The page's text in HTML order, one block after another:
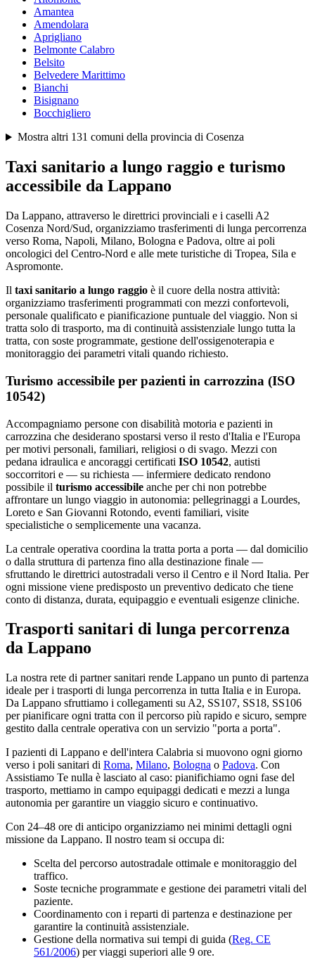
Amantea
Amendolara
Aprigliano
Belmonte Calabro
Belsito
Belvedere Marittimo
Bianchi
Bisignano
Bocchigliero
Mostra altri 131 comuni della provincia di Cosenza
Taxi sanitario a lungo raggio e turismo
accessibile da Lappano
Da Lappano, attraverso le direttrici provinciali e i caselli A2
Cosenza Nord/Sud, organizziamo trasferimenti di lunga percorrenza
verso Roma, Napoli, Milano, Bologna e Padova, oltre ai poli
oncologici del Centro-Nord e alle mete turistiche di Tropea, Sila e
Aspromonte.
Il taxi sanitario a lungo raggio è il cuore della nostra attività:
organizziamo trasferimenti programmati con mezzi confortevoli,
personale qualificato e pianificazione puntuale del viaggio. Non si
tratta solo di trasporto, ma di continuità assistenziale lungo tutta la
tratta, con soste programmate, gestione dell'ossigenoterapia e
monitoraggio dei parametri vitali quando richiesto.
Turismo accessibile per pazienti in carrozzina (ISO
10542)
Accompagniamo persone con disabilità motoria e pazienti in
carrozzina che desiderano spostarsi verso il resto d'Italia e l'Europa
per motivi personali, familiari, religiosi o di svago. Mezzi con
pedana idraulica e ancoraggi certificati ISO 10542, autisti
soccorritori e — su richiesta — infermiere dedicato rendono
possibile il turismo accessibile anche per chi non potrebbe
affrontare un lungo viaggio in autonomia: pellegrinaggi a Lourdes,
Loreto e San Giovanni Rotondo, eventi familiari, visite
specialistiche o semplicemente una vacanza.
La centrale operativa coordina la tratta porta a porta — dal domicilio
o dalla struttura di partenza fino alla destinazione finale —
sfruttando le direttrici autostradali verso il Centro e il Nord Italia. Per
ogni missione viene predisposto un preventivo dedicato che tiene
conto di distanza, durata, equipaggio e eventuali esigenze cliniche.
Trasporti sanitari di lunga percorrenza
da Lappano
La nostra rete di partner sanitari rende Lappano un punto di partenza
ideale per i trasporti di lunga percorrenza in tutta Italia e in Europa.
Da Lappano sfruttiamo i collegamenti su A2, SS107, SS18, SS106
per pianificare ogni tratta con il percorso più rapido e sicuro, sempre
gestito dalla centrale operativa con un servizio "porta a porta".
I pazienti di Lappano e dell'intera Calabria si muovono ogni giorno
verso i poli sanitari di Roma, Milano, Bologna o Padova. Con
Assistiamo Te nulla è lasciato al caso: pianifichiamo ogni fase del
trasporto, mettiamo in campo equipaggi dedicati e mezzi a lunga
autonomia per garantire un viaggio sicuro e continuativo.
Con 24–48 ore di anticipo organizziamo nei minimi dettagli ogni
missione da Lappano. Il nostro team si occupa di:
Scelta del percorso autostradale ottimale e monitoraggio del
traffico.
Soste tecniche programmate e gestione dei parametri vitali del
paziente.
Coordinamento con i reparti di partenza e destinazione per
garantire la continuità assistenziale.
Gestione della normativa sui tempi di guida (Reg. CE
561/2006) per viaggi superiori alle 9 ore.